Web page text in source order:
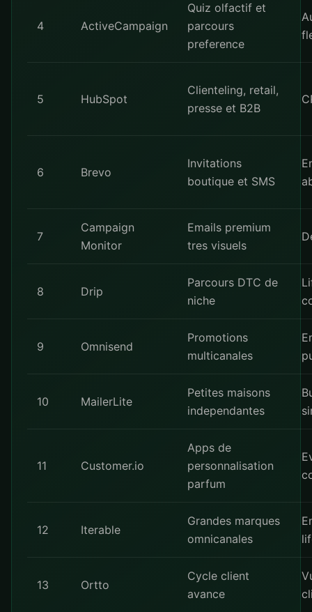
4 ActiveCampaign
Quiz olfactif et
parcours
preference
5 HubSpot
Clienteling, retail,
presse et B2B
6 Brevo
Invitations
boutique et SMS
7
Campaign
Monitor
Emails premium
tres visuels
8 Drip
Parcours DTC de
niche
9 Omnisend
Promotions
multicanales
10 MailerLite
Petites maisons
independantes
11 Customer.io
Apps de
personnalisation
parfum
12 Iterable
Grandes marques
omnicanales
13 Ortto
Cycle client
avance